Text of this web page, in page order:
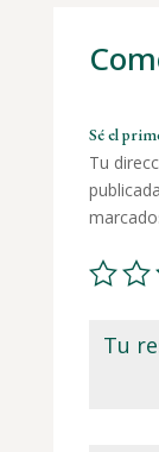
Sé el
Tu